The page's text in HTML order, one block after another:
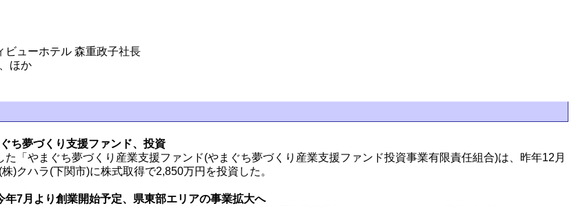
ューホテル 森重政子社長
ほか
ち夢づくり支援ファンド、投資
「やまぐち夢づくり産業支援ファンド(やまぐち夢づくり産業支援ファンド投資事業有限責任組合)は、昨年12月
)クハラ(下関市)に株式取得で2,850万円を投資した。
7月より創業開始予定、県東部エリアの事業拡大へ